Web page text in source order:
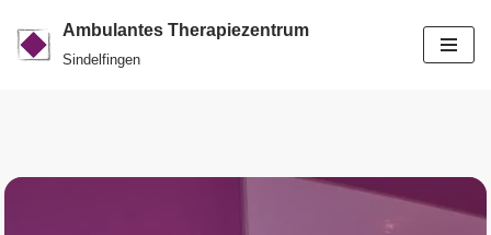
Zum
Ambulantes Therapiezentrum
Sindelfingen